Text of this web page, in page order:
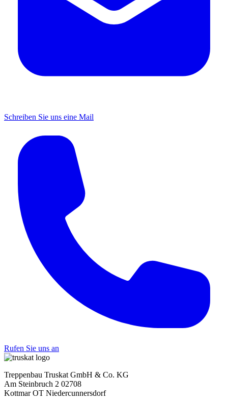
Schreiben Sie uns eine Mail
Rufen Sie uns an
Treppenbau Truskat GmbH & Co. KG
Am Steinbruch 2 02708
Kottmar OT Niedercunnersdorf